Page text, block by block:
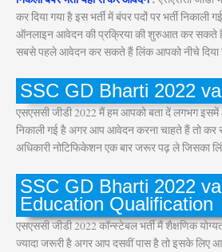
कर दिया गया है इस भर्ती में बंपर पदों पर भर्ती निकाली
ऑनलाइन आवेदन की प्रक्रिया की शुरुआत कर सकते
सबसे पहले आवेदन कर सकते हैं लिंक आपको नीचे दिया
SSC GD Bharti 2022
एसएससी जीडी 2022 मैं हम आपको बता दें लगभग इसमें
निकाली गई है अगर आप आवेदन करना चाहते हैं तो
अधिकारी नोटिफिकेशन एक बार जरूर पढ़ ले जिसका
SSC GD Bharti 2022
Education Qualification
एसएससी जीडी 2022 कॉन्स्टेबल भर्ती मैं शैक्षणिक
ज्यादा जरूरी है अगर आप दसवीं पास है तो इसके